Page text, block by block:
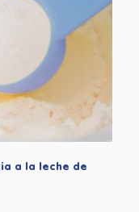
a la leche de